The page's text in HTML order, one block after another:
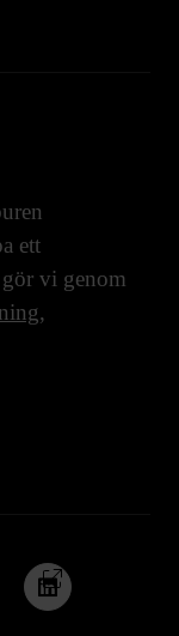
ett
vi genom
,
Följ
oss